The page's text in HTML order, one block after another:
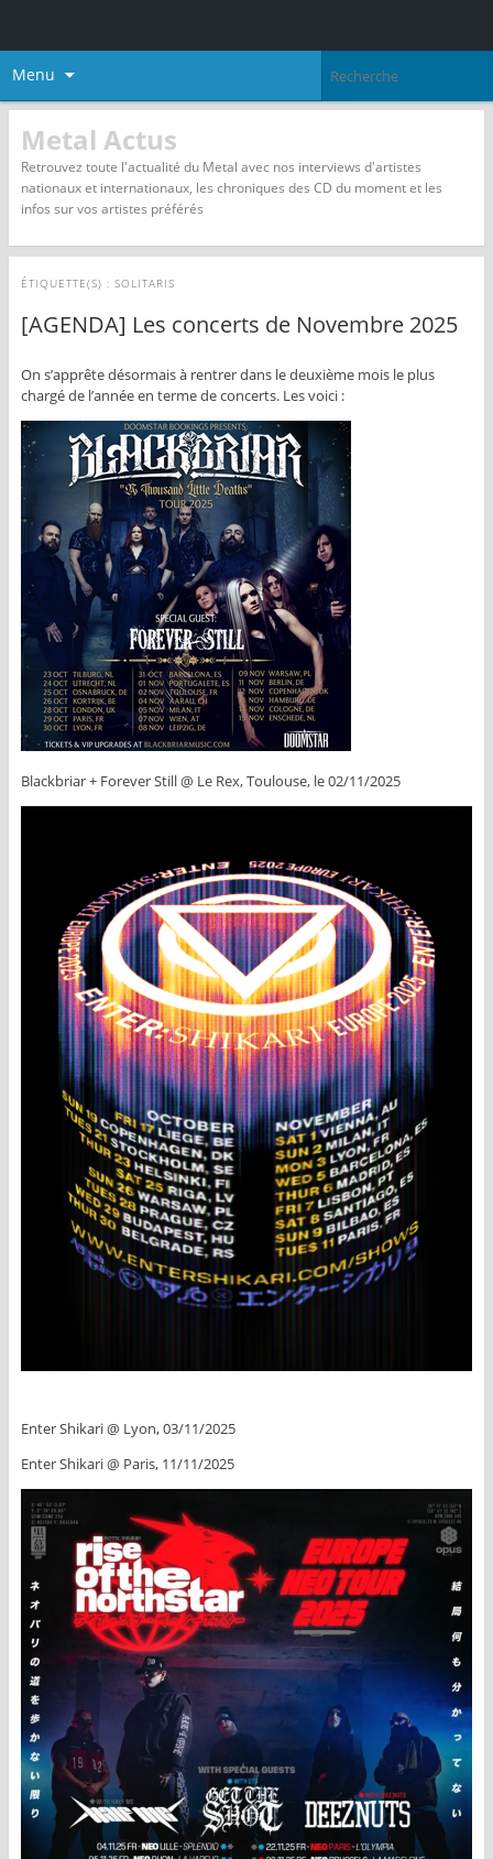
Menu
Metal Actus
Retrouvez toute l'actualité du Metal avec nos interviews d'artistes
nationaux et internationaux, les chroniques des CD du moment et les
infos sur vos artistes préférés
ÉTIQUETTE(S) : SOLITARIS
[AGENDA] Les concerts de Novembre 2025
On s’apprête désormais à rentrer dans le deuxième mois le plus
chargé de l’année en terme de concerts. Les voici :
Blackbriar + Forever Still @ Le Rex, Toulouse, le 02/11/2025
Enter Shikari @ Lyon, 03/11/2025
Enter Shikari @ Paris, 11/11/2025